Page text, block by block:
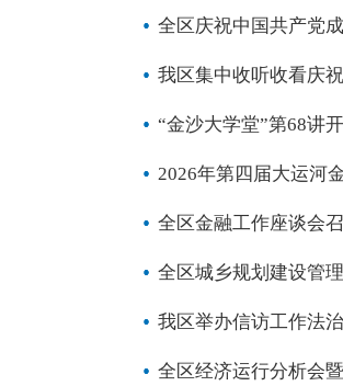
全区庆祝中国共产党
我区集中收听收看庆
“金沙大学堂”第68讲
2026年第四届大运河
全区金融工作座谈会
全区城乡规划建设管
我区举办信访工作法
全区经济运行分析会